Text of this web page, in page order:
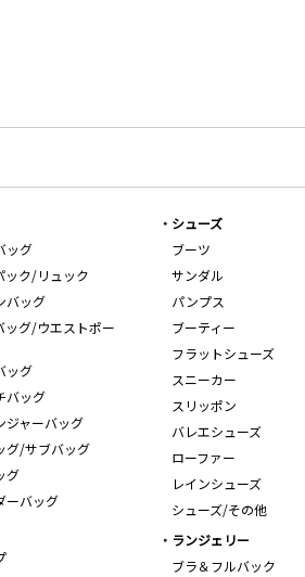
ッグ
ック/リュック
バッグ
ッグ/ウエストポー
ッグ
バッグ
ジャーバッグ
グ/サブバッグ
グ
ーバッグ
シューズ
ブーツ
サンダル
パンプス
ブーティー
フラットシューズ
スニーカー
スリッポン
バレエシューズ
ローファー
レインシューズ
シューズ/その他
ランジェリー
ブラ＆フルバック